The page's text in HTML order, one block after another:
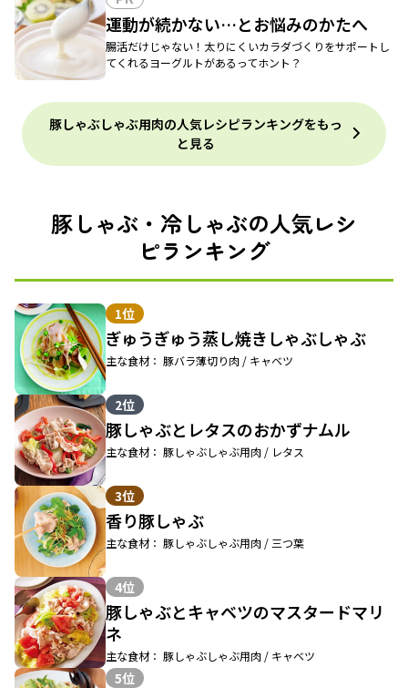
運動が続かない…とお悩みのかたへ
腸活だけじゃない！太りにくいカラダづくりをサポートし
てくれるヨーグルトがあるってホント？
豚しゃぶしゃぶ用肉の人気レシピランキングをもっ
と見る
豚しゃぶ・冷しゃぶの人気レシ
ピランキング
1位
ぎゅうぎゅう蒸し焼きしゃぶしゃぶ
主な食材： 豚バラ薄切り肉 / キャベツ
2位
豚しゃぶとレタスのおかずナムル
主な食材： 豚しゃぶしゃぶ用肉 / レタス
3位
香り豚しゃぶ
主な食材： 豚しゃぶしゃぶ用肉 / 三つ葉
4位
豚しゃぶとキャベツのマスタードマリ
ネ
主な食材： 豚しゃぶしゃぶ用肉 / キャベツ
5位